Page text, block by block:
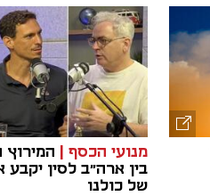
מנועי הכסף | המירוץ
בין ארה״ב לסין
של כולנו